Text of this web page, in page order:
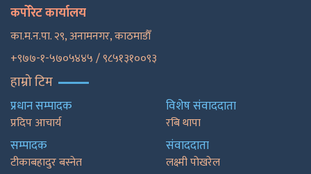
कर्पोरेट कार्यालय
का.म.न.पा. २९, अनामनगर, काठमाडाैँ
+९७७-१-५७०५४४५ / ९८५१३१००९३
हाम्रो टिम
प्रधान सम्पादक
प्रदिप आचार्य
सम्पादक
टीकाबहादुर बस्नेत
विशेष संवाददाता
रबि थापा
संवाददाता
लक्ष्मी पोखरेल